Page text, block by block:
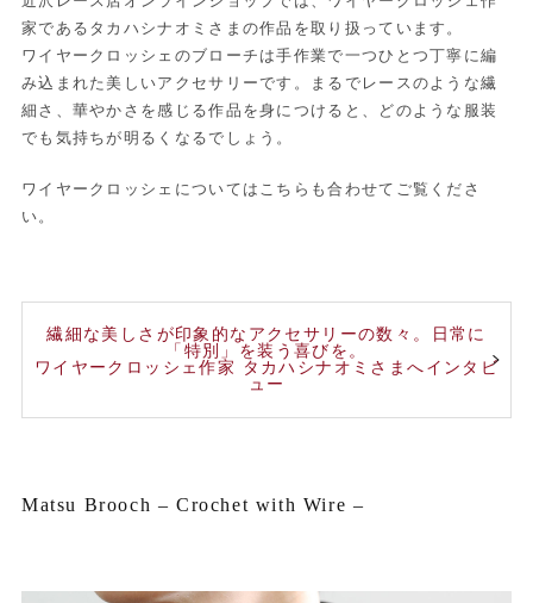
家であるタカハシナオミさまの作品を取り扱っています。
ワイヤークロッシェのブローチは手作業で一つひとつ丁寧に編
み込まれた美しいアクセサリーです。まるでレースのような繊
細さ、華やかさを感じる作品を身につけると、どのような服装
でも気持ちが明るくなるでしょう。
ワイヤークロッシェについてはこちらも合わせてご覧くださ
い。
繊細な美しさが印象的なアクセサリーの数々。日常に
「特別」を装う喜びを。
ワイヤークロッシェ作家 タカハシナオミさまへインタビ
ュー
Matsu Brooch – Crochet with Wire –